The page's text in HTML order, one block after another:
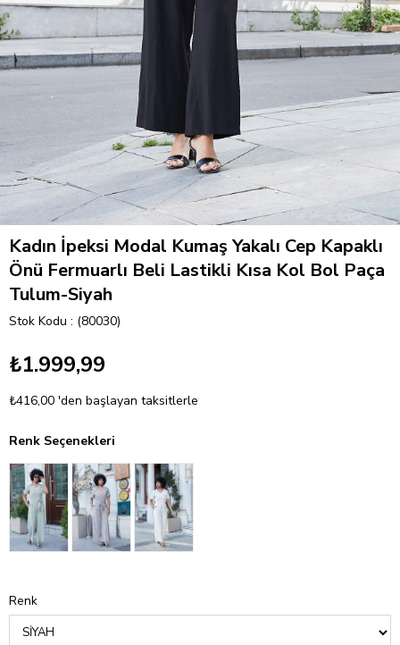
Kadın İpeksi Modal Kumaş Yakalı Cep Kapaklı
Önü Fermuarlı Beli Lastikli Kısa Kol Bol Paça
Tulum-Siyah
Stok Kodu (80030)
₺1.999,99
₺416,00 'den başlayan taksitlerle
Renk Seçenekleri
Renk